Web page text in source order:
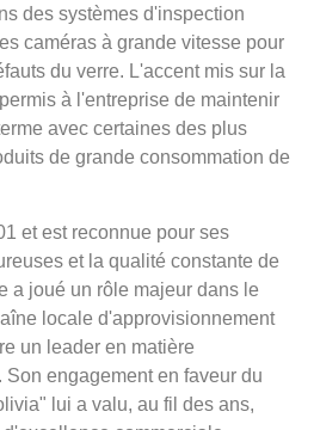
des systèmes d'inspection
caméras à grande vitesse pour
du verre. L'accent mis sur la
à l'entreprise de maintenir
avec certaines des plus
de grande consommation de
et est reconnue pour ses
et la qualité constante de
a joué un rôle majeur dans le
locale d'approvisionnement
un leader en matière
engagement en faveur du
lui a valu, au fil des ans,